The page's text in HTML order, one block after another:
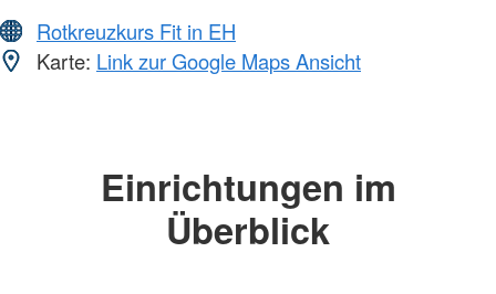
Rotkreuzkurs Fit in EH
Karte: Link zur Google Maps Ansicht
Einrichtungen im
Überblick